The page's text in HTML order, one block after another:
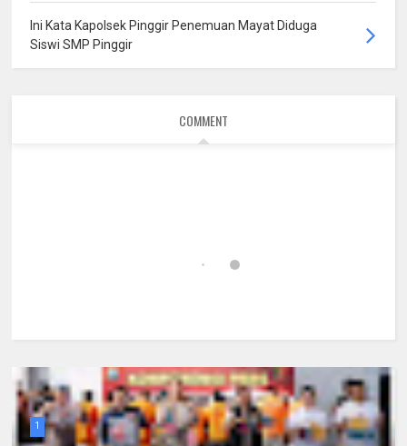
Ini Kata Kapolsek Pinggir Penemuan Mayat Diduga
Siswi SMP Pinggir
COMMENT
1